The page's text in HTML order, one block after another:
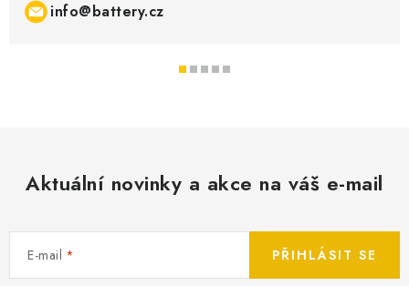
info@battery.cz
Aktuální novinky a akce na váš e-mail
E-mail PŘIHLÁSIT SE